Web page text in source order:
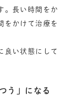
。長い時間をか
をかけて治療を
良い状態にして
う」になる